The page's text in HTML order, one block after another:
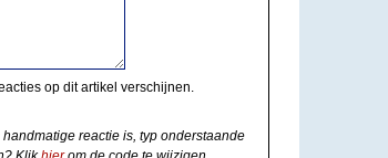
op dit artikel verschijnen.
reactie is, typ onderstaande